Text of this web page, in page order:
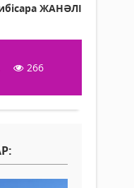
ЖАНӘЛІ
266